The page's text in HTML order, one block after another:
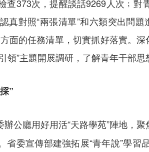
查373次，提醒談話9269人次﹔
真對照“兩張清單”和六類突出問
面的任務清單，切實抓好落實。
”主題開展調研，了解青年干部思
”
辦公廳用好用活“天路學苑”陣地，
委宣傳部建強拓展“青年說”學